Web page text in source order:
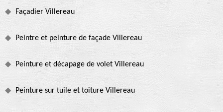
Façadier Villereau
Peintre et peinture de façade Villereau
Peinture et décapage de volet Villereau
Peinture sur tuile et toiture Villereau